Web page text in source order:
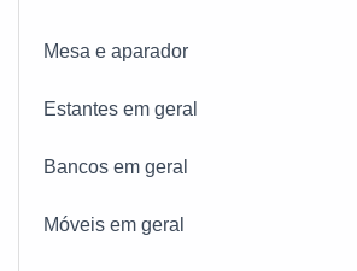
Mesa e aparador
Estantes em geral
Bancos em geral
Móveis em geral